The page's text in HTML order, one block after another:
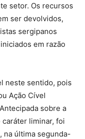
setor. Os recursos
ser devolvidos,
sergipanos
em razão
neste sentido, pois
Ação Cível
sobre a
liminar, foi
na última segunda-